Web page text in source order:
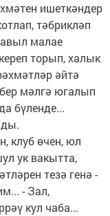
ишеткәндер
тәбрикләп
малае
торып, халык
әйтә
мәлгә югалып
бүленде...
клуб өчен, юл
ук вакытта,
тезә генә -
- Зал,
кул чаба...